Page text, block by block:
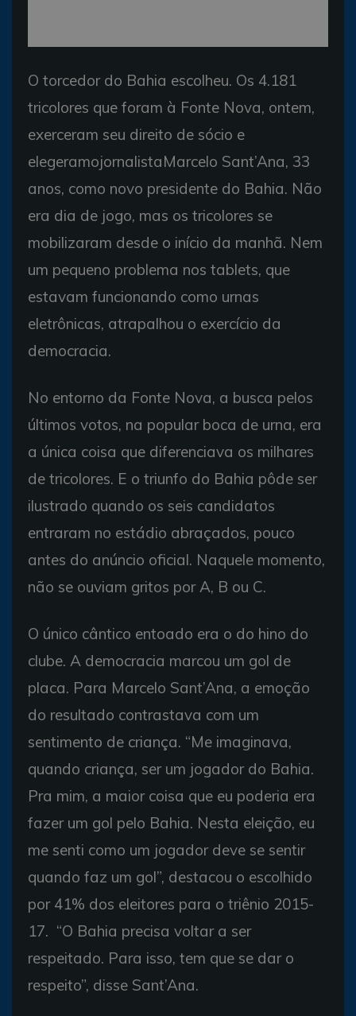
O torcedor do Bahia escolheu. Os 4.181
tricolores que foram à Fonte Nova, ontem,
exerceram seu direito de sócio e
elegeramojornalistaMarcelo Sant’Ana, 33
anos, como novo presidente do Bahia. Não
era dia de jogo, mas os tricolores se
mobilizaram desde o início da manhã. Nem
um pequeno problema nos tablets, que
estavam funcionando como urnas
eletrônicas, atrapalhou o exercício da
democracia.
No entorno da Fonte Nova, a busca pelos
últimos votos, na popular boca de urna, era
a única coisa que diferenciava os milhares
de tricolores. E o triunfo do Bahia pôde ser
ilustrado quando os seis candidatos
entraram no estádio abraçados, pouco
antes do anúncio oficial. Naquele momento,
não se ouviam gritos por A, B ou C.
O único cântico entoado era o do hino do
clube. A democracia marcou um gol de
placa. Para Marcelo Sant’Ana, a emoção
do resultado contrastava com um
sentimento de criança. “Me imaginava,
quando criança, ser um jogador do Bahia.
Pra mim, a maior coisa que eu poderia era
fazer um gol pelo Bahia. Nesta eleição, eu
me senti como um jogador deve se sentir
quando faz um gol”, destacou o escolhido
por 41% dos eleitores para o triênio 2015-
17. “O Bahia precisa voltar a ser
respeitado. Para isso, tem que se dar o
respeito”, disse Sant’Ana.